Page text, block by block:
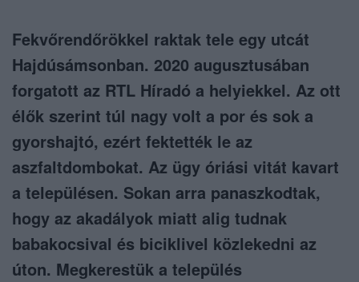
Fekvőrendőrökkel raktak tele egy utcát
Hajdúsámsonban. 2020 augusztusában
forgatott az RTL Híradó a helyiekkel. Az ott
élők szerint túl nagy volt a por és sok a
gyorshajtó, ezért fektették le az
aszfaltdombokat. Az ügy óriási vitát kavart
a településen. Sokan arra panaszkodtak,
hogy az akadályok miatt alig tudnak
babakocsival és biciklivel közlekedni az
úton. Megkerestük a település